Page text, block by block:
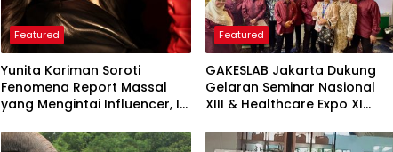
Featured
Yunita Kariman Soroti
Fenomena Report Massal
yang Mengintai Influencer, Ini
Perlu Diketahui
Featured
GAKESLAB Jakarta Dukung
Gelaran Seminar Nasional
XIII & Healthcare Expo XI